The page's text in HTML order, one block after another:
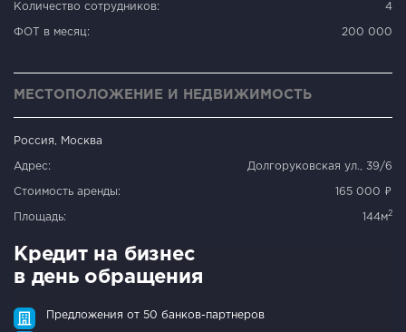
Количество сотрудников: 4
ФОТ в месяц: 200 000
МЕСТОПОЛОЖЕНИЕ И НЕДВИЖИМОСТЬ
Россия, Москва
Адрес: Долгоруковская ул., 39/6
Стоимость аренды: 165 000 ₽
Площадь: 144м2
Кредит на бизнес
в день обращения
Предложения от 50 банков-партнеров